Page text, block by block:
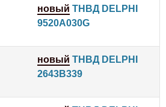
новый ТНВД DELPHI
9520A030G
новый ТНВД DELPHI
2643B339